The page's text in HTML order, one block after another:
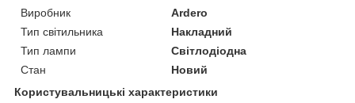
Виробник
Ardero
Тип світильника
Накладний
Тип лампи
Світлодіодна
Стан
Новий
Користувальницькі характеристики